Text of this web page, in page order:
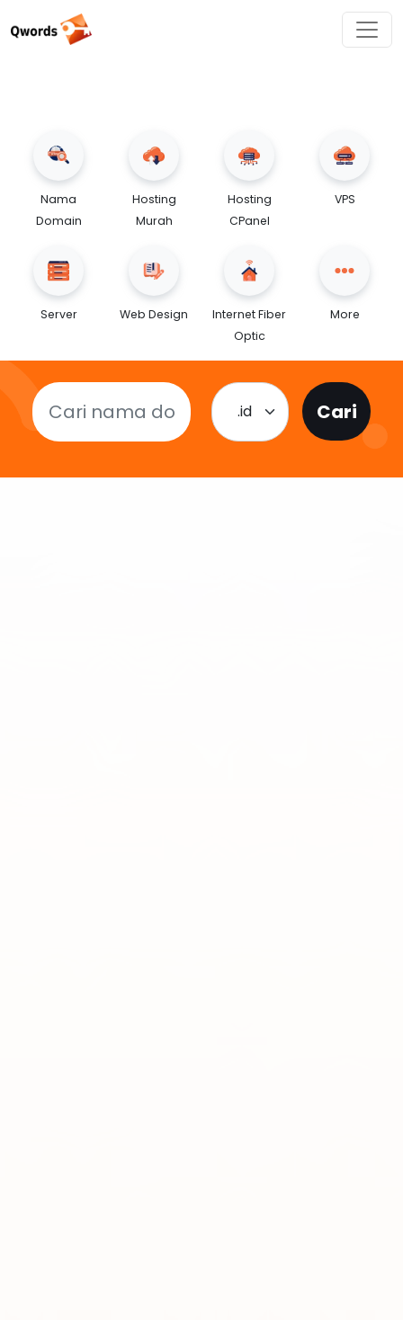
Nama
Domain
Hosting
Murah
Hosting
CPanel
VPS
Server Web Design
Internet Fiber
Optic
More
.id Cari